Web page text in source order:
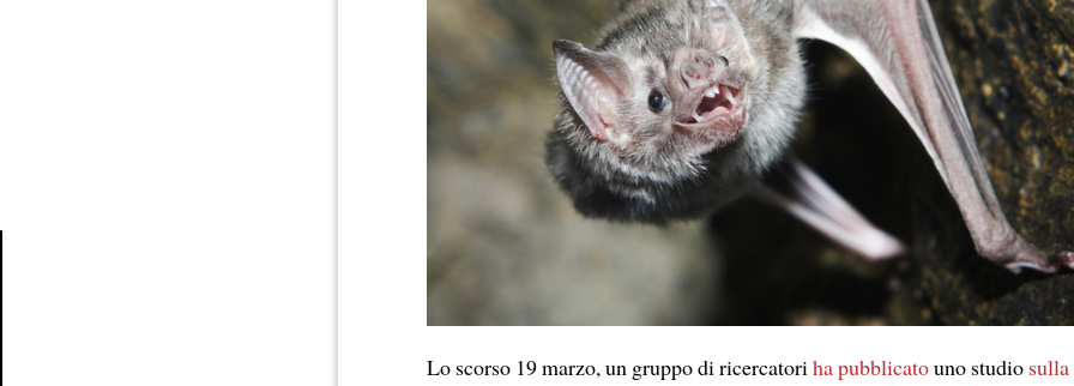
Lo scorso 19 marzo, un gruppo di ricercatoriha pubblicatouno studio